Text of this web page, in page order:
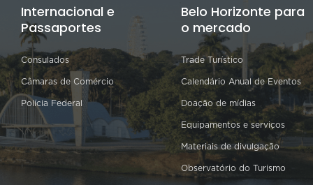
Internacional e
Passaportes
Consulados
Câmaras de Comércio
Polícia Federal
Belo Horizonte para
o mercado
Trade Turístico
Calendário Anual de Eventos
Doação de mídias
Equipamentos e serviços
Materiais de divulgação
Observatório do Turismo